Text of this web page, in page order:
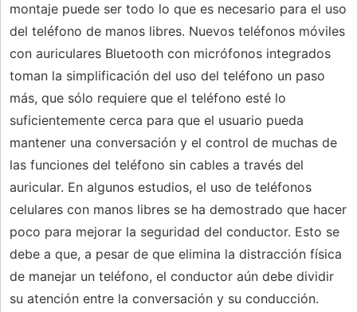
montaje puede ser todo lo que es necesario para el uso
del teléfono de manos libres. Nuevos teléfonos móviles
con auriculares Bluetooth con micrófonos integrados
toman la simplificación del uso del teléfono un paso
más, que sólo requiere que el teléfono esté lo
suficientemente cerca para que el usuario pueda
mantener una conversación y el control de muchas de
las funciones del teléfono sin cables a través del
auricular. En algunos estudios, el uso de teléfonos
celulares con manos libres se ha demostrado que hacer
poco para mejorar la seguridad del conductor. Esto se
debe a que, a pesar de que elimina la distracción física
de manejar un teléfono, el conductor aún debe dividir
su atención entre la conversación y su conducción.